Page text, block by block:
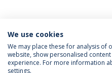
INFORMATION FOR
We use cookies
We may place these for analysis
website, show personalised
experience. For more information
settings.